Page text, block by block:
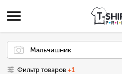
Мальчишник
Фильтр товаров +1